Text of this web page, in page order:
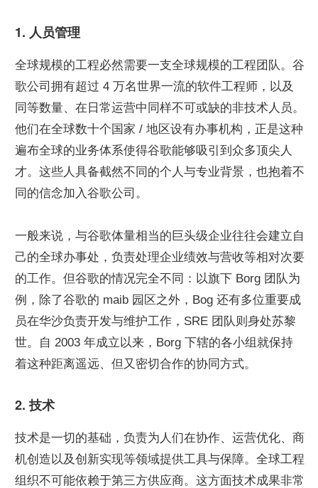
1. 人员管理
全球规模的工程必然需要一支全球规模的工程团队。谷
歌公司拥有超过 4 万名世界一流的软件工程师，以及
同等数量、在日常运营中同样不可或缺的非技术人员。
他们在全球数十个国家 / 地区设有办事机构，正是这种
遍布全球的业务体系使得谷歌能够吸引到众多顶尖人
才。这些人具备截然不同的个人与专业背景，也抱着不
同的信念加入谷歌公司。
一般来说，与谷歌体量相当的巨头级企业往往会建立自
己的全球办事处，负责处理企业绩效与营收等相对次要
的工作。但谷歌的情况完全不同：以旗下 Borg 团队为
例，除了谷歌的 maib 园区之外，Bog 还有多位重要成
员在华沙负责开发与维护工作，SRE 团队则身处苏黎
世。自 2003 年成立以来，Borg 下辖的各小组就保持
着这种距离遥远、但又密切合作的协同方式。
2. 技术
技术是一切的基础，负责为人们在协作、运营优化、商
机创造以及创新实现等领域提供工具与保障。全球工程
组织不可能依赖于第三方供应商。这方面技术成果非常